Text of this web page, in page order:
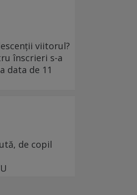
viitorul?
înscrieri s-a
data de 11
de copil